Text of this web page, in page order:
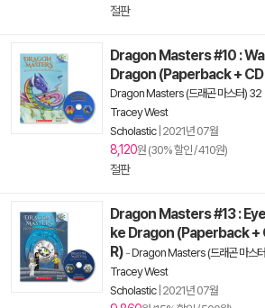
절판
Dragon Masters #10 :
Dragon (Paperback +
Dragon Masters (드래곤 마스터) 32
Tracey West
Scholastic| 2021년 07월
8,120원 (30% 할인 / 410원)
절판
Dragon Masters #13 :
ke Dragon (Paperback +
R) -Dragon Masters (드래곤 마스
Tracey West
Scholastic| 2021년 07월